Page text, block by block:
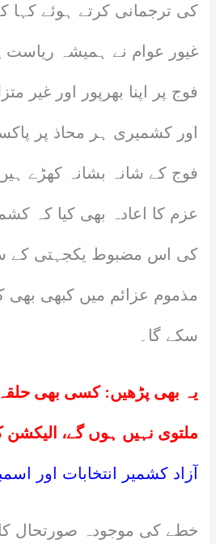
کی ترجمانی کرتے ہوئے کہا
غیور عوام نے ہمیشہ ریاست
فوج پر اپنا بھرپور اور غیر
اور کشمیری ہر محاذ پر
فوج کے شانہ بشانہ کھڑے
عزم کا اعادہ بھی کیا کہ
کی اس مضبوط یکجہتی کے
مذموم عزائم میں کبھی بھی
سکے گا۔
یہ بھی پڑھیں:کسی بھی حلقہ
ملتوی نہیں ہوں گے، الیکشن
آزاد کشمیر انتخابات اور
خطے کی موجودہ صورتحال